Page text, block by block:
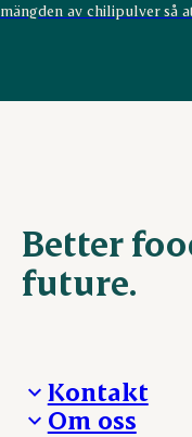
mängden av chilipulver så
Better
future.
Kontakt
Presskontakt – För
Om oss